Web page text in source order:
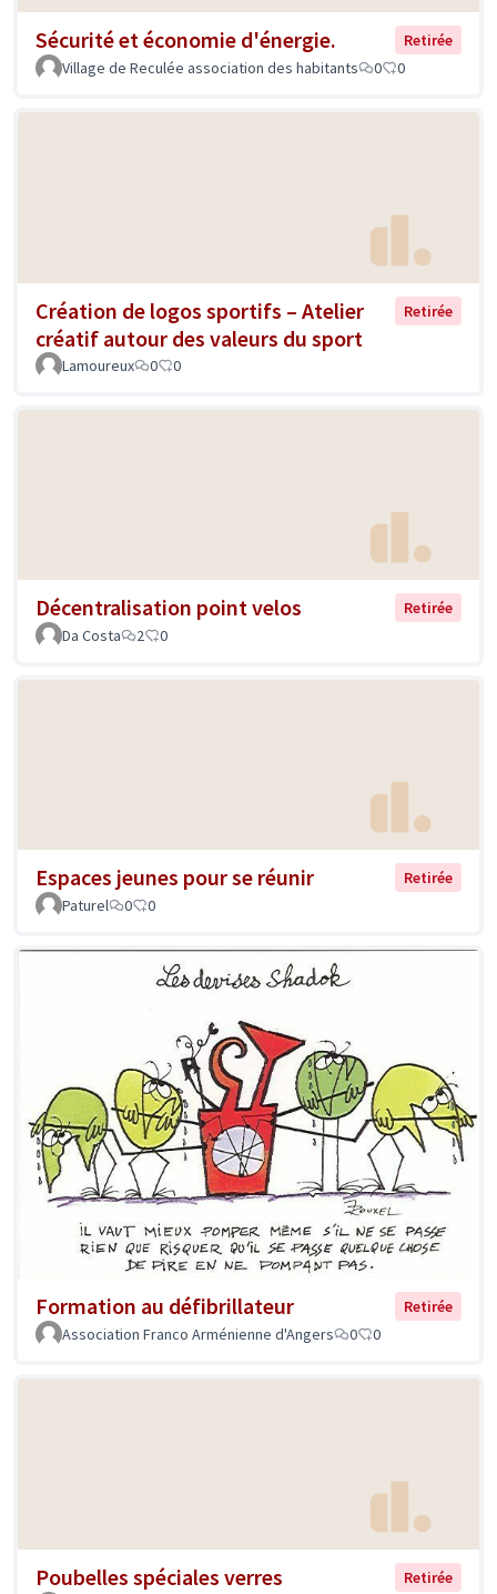
Sécurité et économie d'énergie.
Retirée
Village de Reculée association des habitants
0 0
Création de logos sportifs – Atelier
créatif autour des valeurs du sport
Retirée
Lamoureux 0 0
Décentralisation point velos
Retirée
Da Costa
2 0
Espaces jeunes pour se réunir
Retirée
Paturel
0 0
Formation au défibrillateur
Retirée
Association Franco Arménienne d'Angers
0 0
Poubelles spéciales verres
Retirée